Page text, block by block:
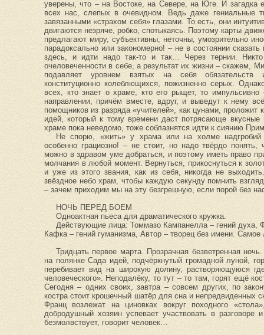
уверены, что – на Востоке, на Севере, на Юге. И загадка
всех нас, слепых в очевидном. Ведь даже гениальные
завязанными «страхом себя» глазами. То есть, они
двигаются незряче, робко, спотыкаясь. Поэтому карты
предлагают миру, субъективны, неточны, умозрительно
парадоксально или закономерно! – не в состоянии
здесь, и идти надо так-то и так… Через тернии.
очеловеченности в себе, а результат их жизни – скажем,
подавляет уровнем взятых на себя обязательств
конституционно колеблющихся, пожизненно серых.
всех, кто знает о храме, кто его рыщет, то
направлении, причём вместе, вдруг, и выведут к нему
помощников из разряда «учителей», как цунами,
идей, который к тому времени даст потрясающе
храме пока неведомо, тоже соблазнятся идти к сиянию
Не спорю, «жить» у храма или на холме надгробий
особенно грациозно! – не стоит, но надо твёрдо
можно в здравом уме добраться, и поэтому иметь право
молчания в любой момент. Вернуться, прикоснуться к
и уже из этого звания, как из себя, никогда не
звёздное небо храм, чтобы каждую секунду помнить
– зачем приходим мы на эту безгрешную, если порой без
НОЧЬ ПЕРЕД БОЕМ
Одноактная пьеса для драматического кружка.
Действующие лица: Томмазо Кампанелла – гений духа,
Кафка – гений гуманизма, Автор – творец без имени.
Тридцать первое марта. Прозрачная безветренная
на полянке Сада идей, подчёркнутый громадной луной,
перебивает вид на широкую долину, растворяющуюся
человеческого». Неподалёку, то тут – то там, горят ещё
Сегодня – одних своих, завтра – совсем других, по
костра стоит крошечный шатёр для сна и непредвиденных
Франц возлежат на циновках вокруг походного
добродушный хозяин успевает участвовать в
безмолвствует, говорит человек…